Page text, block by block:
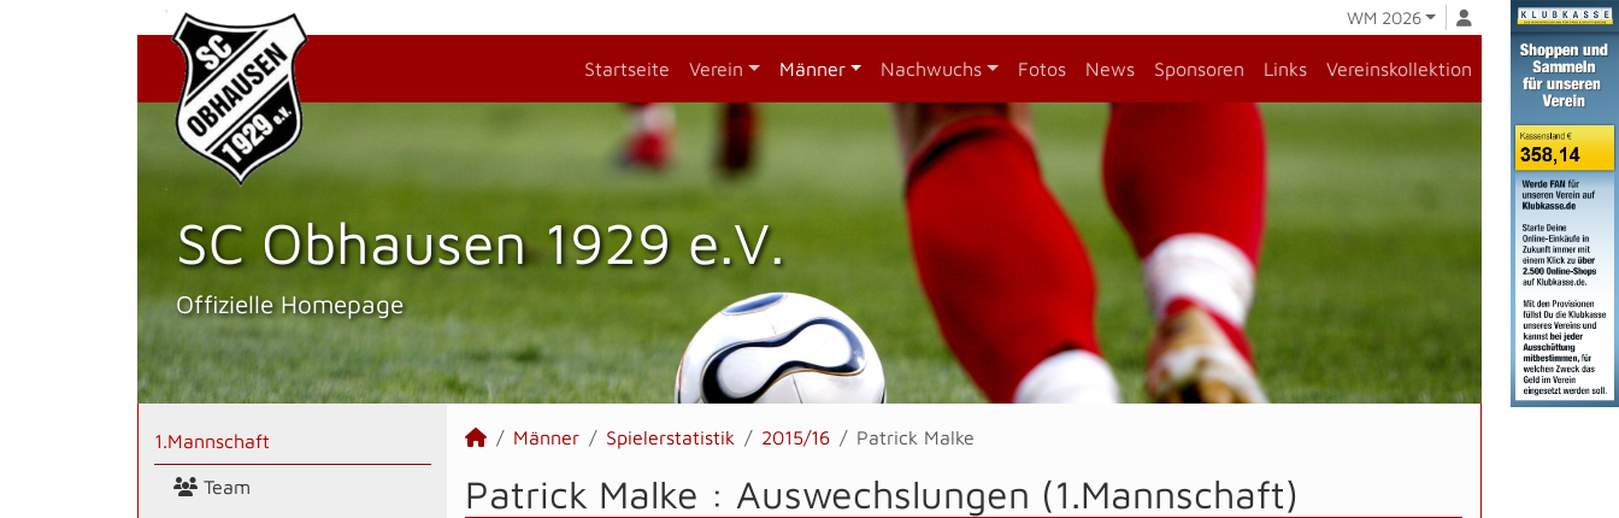
WM 2026
Startseite Verein Männer Nachwuchs Fotos News Sponsoren Links Vereinskollektion
SC Obhausen 1929 e.V.
Offizielle Homepage
1.Mannschaft
Team
Männer Spielerstatistik 2015/16 Patrick Malke
Patrick Malke : Auswechslungen (1.Mannschaft)